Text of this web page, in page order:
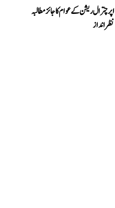
اپر چترال ریشن کے عوام کا جائز مطالبہ
نظرانداز